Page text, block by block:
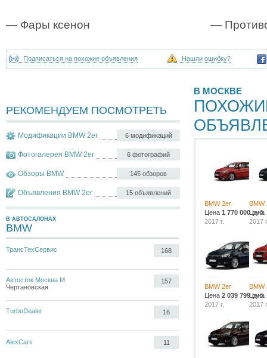
— Фары ксенон —
Подписаться на похожие объявления Нашли ошибку?
РЕКОМЕНДУЕМ ПОСМОТРЕТЬ
6 модификаций
Модификации BMW 2er
6 фотографий
Фотогалерея BMW 2er
145 обзоров
Обзоры BMW
15 объявлений
Объявления BMW 2er
В АВТОСАЛОНАХ
BMW
ТрансТехСервис 168
Автосток Москва М
Чертановская
157
TurboDealer 16
AlexCars 11
В МОСКВЕ
BMW 2er
Цена 1 770 000 руб.
2017 г.
BMW
Цена
2017
BMW 2er
Цена 2 039 799 руб.
2017 г.
BMW
Цена
2017